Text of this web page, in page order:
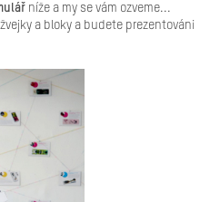
níže a my se vám ozveme...
a bloky a budete prezentováni